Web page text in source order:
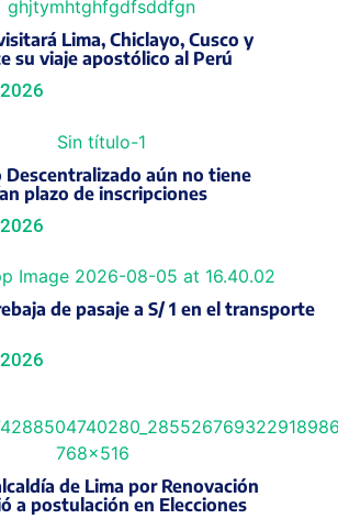
Lima, Chiclayo, Cusco y
su viaje apostólico al Perú
Descentralizado aún no tiene
plazo de inscripciones
de pasaje a S/ 1 en el transporte
de Lima por Renovación
a postulación en Elecciones